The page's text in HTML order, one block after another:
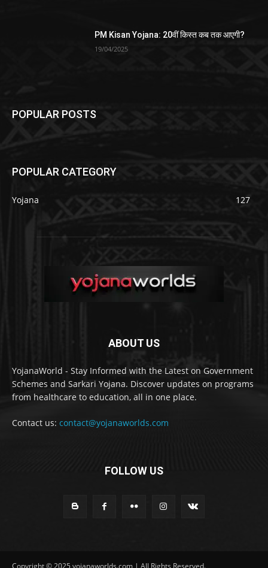
PM Kisan Yojana: 20वीं किस्त कब तक आएगी?
19/04/2025
POPULAR POSTS
POPULAR CATEGORY
Yojana 127
ABOUT US
YojanaWorld - Stay Informed with the Latest on Government
Schemes and Sarkari Yojana. Discover updates on programs
from healthcare to education, all in one place.
Contact us: contact@yojanaworlds.com
FOLLOW US
Copyright © 2025 yojanaworlds.com | All Rights Reserved.